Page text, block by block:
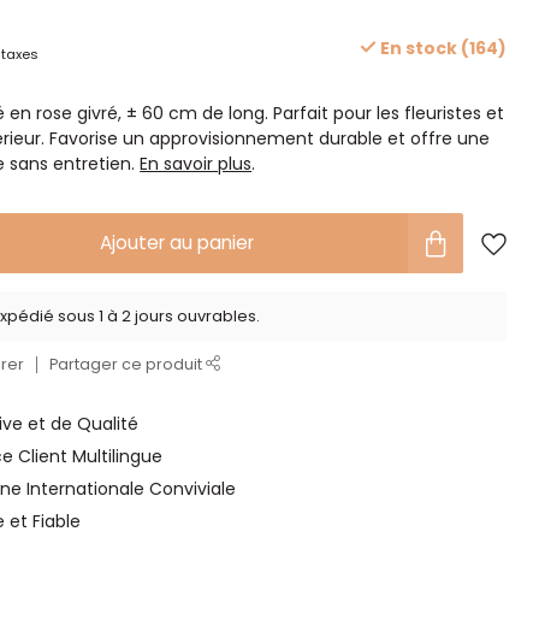
En stock (164)
rose givré, ± 60 cm de long. Parfait pour les fleuristes et
Favorise un approvisionnement durable et offre une
sans entretien.En savoir plus.
Ajouter au panier
sous 1 à 2 jours ouvrables.
Partager ce produit
et de Qualité
Client Multilingue
Internationale Conviviale
et Fiable